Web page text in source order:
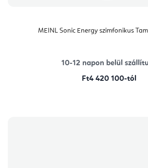
MEINL Sonic Energy szimfonikus
10-12 napon belül
Ft4 420 100-tól